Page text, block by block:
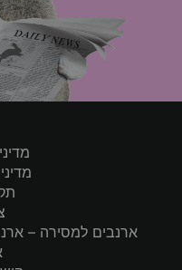
ארנבים למסירה –